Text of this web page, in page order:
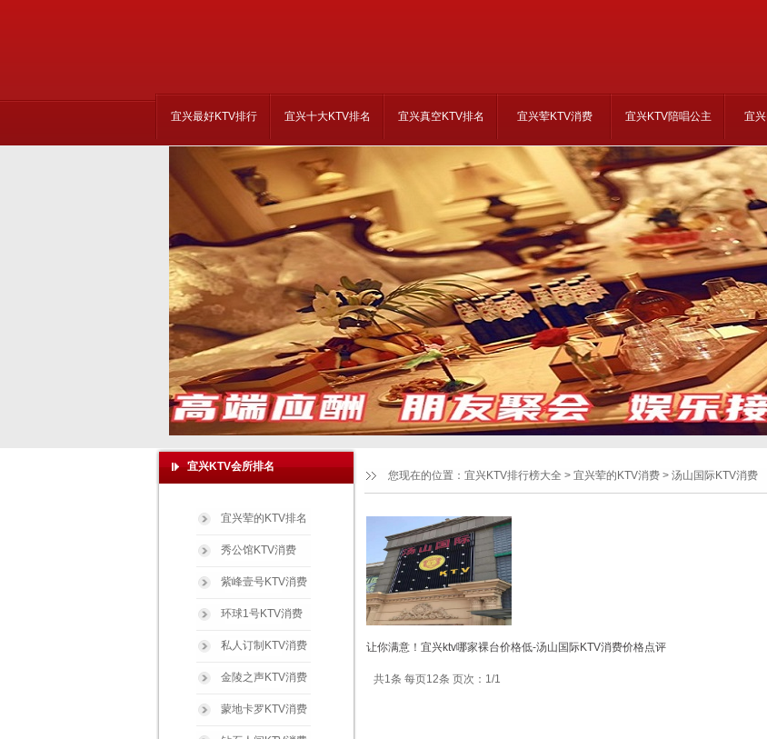
宜兴最好KTV排行 宜兴十大KTV排名 宜兴真空KTV排名 宜兴荤KTV消费 宜兴KTV陪唱公主 宜
让你满意！宜兴ktv哪家裸台价格低-汤山国际KTV消费价格点评
共1条 每页12条 页次：1/1
您现在的位置： 宜兴KTV排行榜大全 > 宜兴荤的KTV消费 > 汤山国际KTV消费
宜兴KTV会所排名
宜兴荤的KTV排名
秀公馆KTV消费
紫峰壹号KTV消费
环球1号KTV消费
私人订制KTV消费
金陵之声KTV消费
蒙地卡罗KTV消费